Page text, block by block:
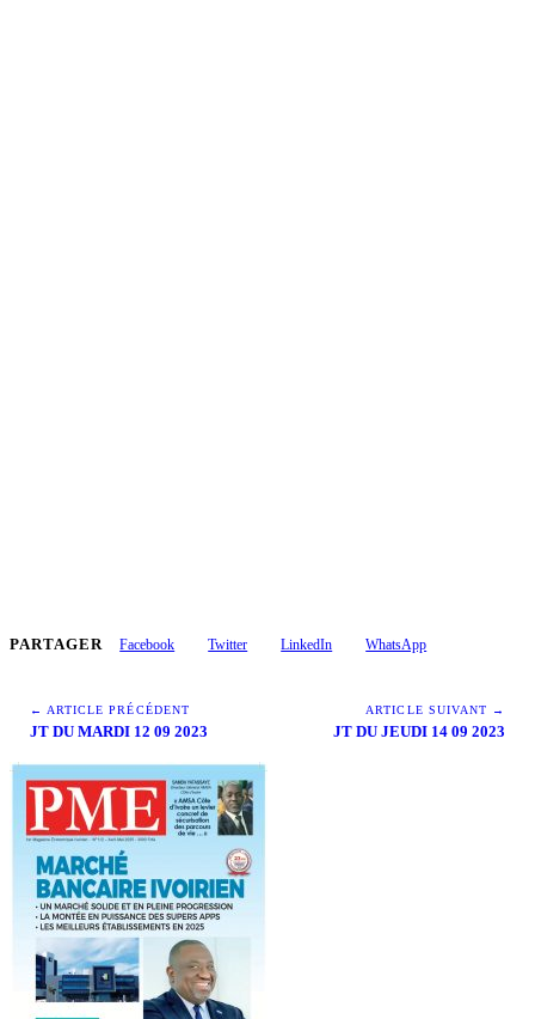
PARTAGER Facebook Twitter LinkedIn WhatsApp
← ARTICLE PRÉCÉDENT
JT DU MARDI 12 09 2023
ARTICLE SUIVANT →
JT DU JEUDI 14 09 2023